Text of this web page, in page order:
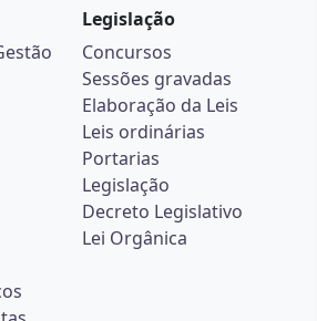
Legislação
Concursos
Sessões gravadas
Elaboração da Leis
Leis ordinárias
Portarias
Legislação
Decreto Legislativo
Lei Orgânica